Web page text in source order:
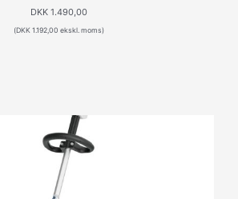
DKK1.490,00
(DKK 1.192,00 ekskl. moms)